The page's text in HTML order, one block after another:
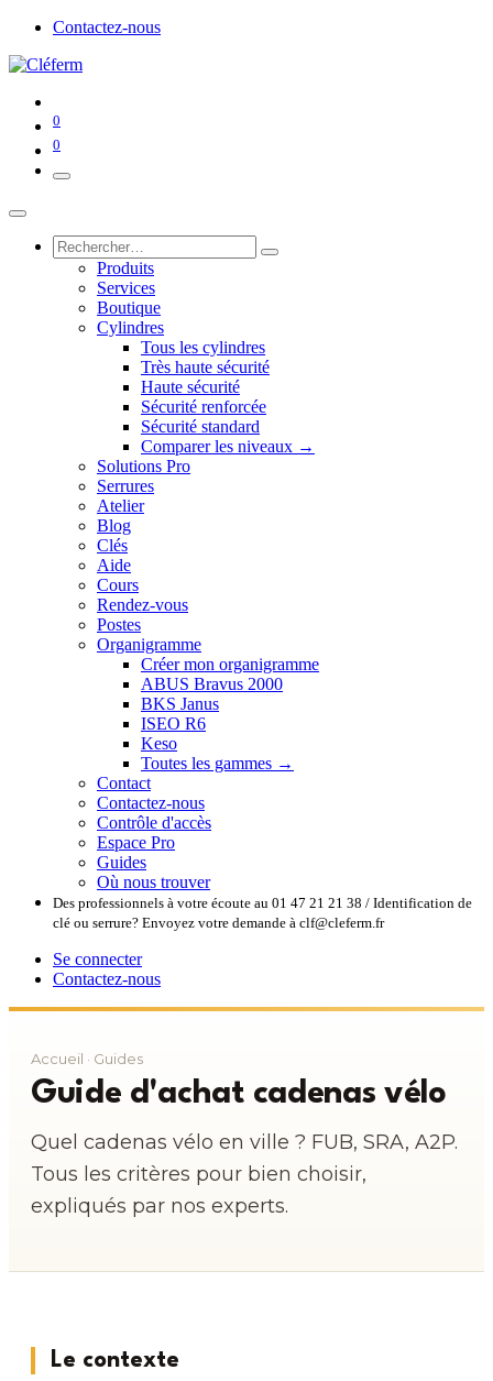
Contactez-nous
0
0
Produits
Services
Boutique
Cylindres
Tous les cylindres
Très haute sécurité
Haute sécurité
Sécurité renforcée
Sécurité standard
Comparer les niveaux →
Solutions Pro
Serrures
Atelier
Blog
Clés
Aide
Cours
Rendez-vous
Postes
Organigramme
Créer mon organigramme
ABUS Bravus 2000
BKS Janus
ISEO R6
Keso
Toutes les gammes →
Contact
Contactez-nous
Contrôle d'accès
Espace Pro
Guides
Où nous trouver
Des professionnels à votre écoute au 01 47 21 21 38 / Identification de
clé ou serrure? Envoyez votre demande à clf@cleferm.fr
Se connecter
Contactez-nous
Accueil · Guides
Guide d'achat cadenas vélo
Quel cadenas vélo en ville ? FUB, SRA, A2P.
Tous les critères pour bien choisir,
expliqués par nos experts.
Le contexte